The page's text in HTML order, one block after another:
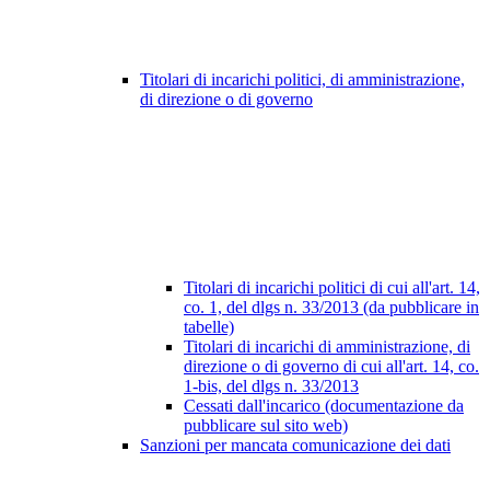
Titolari di incarichi politici, di amministrazione,
di direzione o di governo
Titolari di incarichi politici di cui all'art. 14,
co. 1, del dlgs n. 33/2013 (da pubblicare in
tabelle)
Titolari di incarichi di amministrazione, di
direzione o di governo di cui all'art. 14, co.
1-bis, del dlgs n. 33/2013
Cessati dall'incarico (documentazione da
pubblicare sul sito web)
Sanzioni per mancata comunicazione dei dati